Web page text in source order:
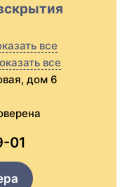
все
все
дом 6
01